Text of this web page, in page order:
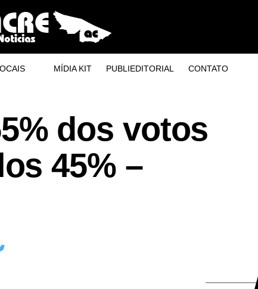
MÍDIA KIT PUBLIEDITORIAL CONTATO
dos votos
45% –